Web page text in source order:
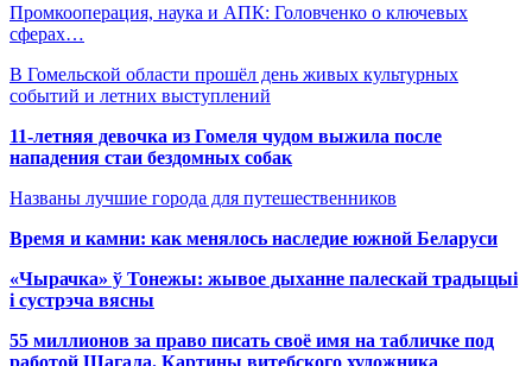
Промкооперация, наука и АПК: Головченко о ключевых
сферах…
В Гомельской области прошёл день живых культурных
событий и летних выступлений
11-летняя девочка из Гомеля чудом выжила после
нападения стаи бездомных собак
Названы лучшие города для путешественников
Время и камни: как менялось наследие южной Беларуси
«Чырачка» ў Тонежы: жывое дыханне палескай традыцыі
і сустрэча вясны
55 миллионов за право писать своё имя на табличке под
работой Шагала. Картины витебского художника